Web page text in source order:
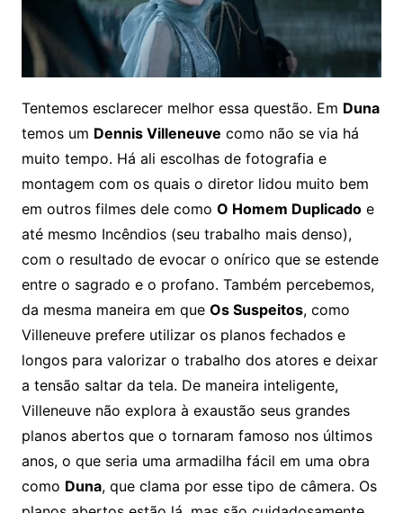
Tentemos esclarecer melhor essa questão. Em Duna
temos um Dennis Villeneuve como não se via há
muito tempo. Há ali escolhas de fotografia e
montagem com os quais o diretor lidou muito bem
em outros filmes dele como O Homem Duplicadoe
até mesmo Incêndios (seu trabalho mais denso),
com o resultado de evocar o onírico que se estende
entre o sagrado e o profano. Também percebemos,
da mesma maneira em que Os Suspeitos, como
Villeneuve prefere utilizar os planos fechados e
longos para valorizar o trabalho dos atores e deixar
a tensão saltar da tela. De maneira inteligente,
Villeneuve não explora à exaustão seus grandes
planos abertos que o tornaram famoso nos últimos
anos, o que seria uma armadilha fácil em uma obra
como Duna, que clama por esse tipo de câmera. Os